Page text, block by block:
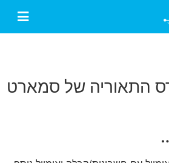
התאוריה של סמארט